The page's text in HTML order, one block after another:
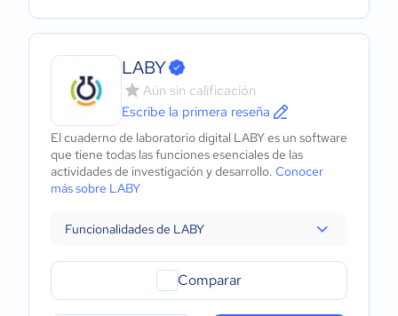
LABY
Aún sin calificación
Escribe la primera reseña
El cuaderno de laboratorio digital LABY es un software
que tiene todas las funciones esenciales de las
actividades de investigación y desarrollo. Conocer
más sobre LABY
Funcionalidades de LABY
Comparar